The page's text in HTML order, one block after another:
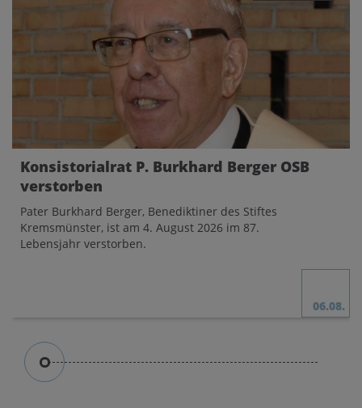
Konsistorialrat P. Burkhard Berger OSB
verstorben
Pater Burkhard Berger, Benediktiner des Stiftes
Kremsmünster, ist am 4. August 2026 im 87.
Lebensjahr verstorben.
06.08.